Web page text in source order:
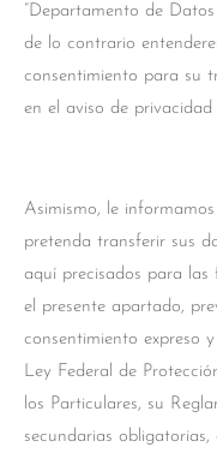
“Departamento de
de lo contrario
consentimiento para su
en el aviso de
Asimismo, le
pretenda transferir sus
aquí precisados para las
el presente apartado,
consentimiento expreso
Ley Federal de
los Particulares, su
secundarias